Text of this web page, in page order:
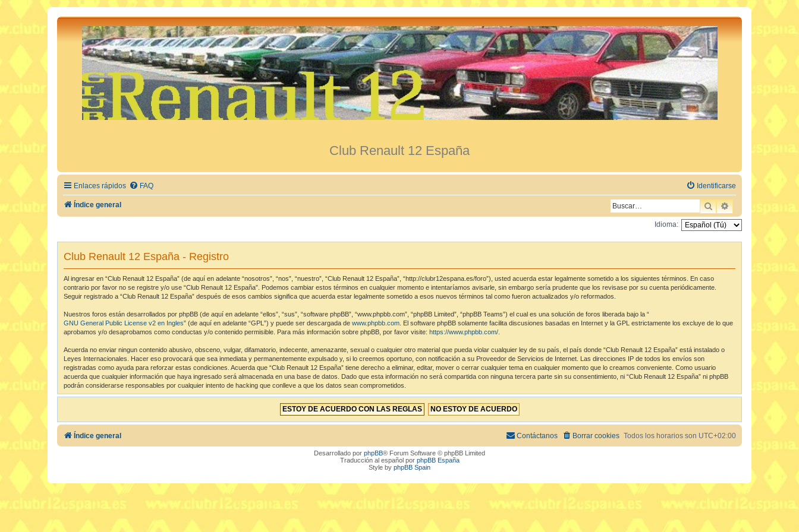
Club Renault 12 España
Enlaces rápidos FAQ Identificarse
Índice general BUSCARBÚSQUEDA
Idioma:
Club Renault 12 España - Registro
Al ingresar en “Club Renault 12 España” (de aquí en adelante “nosotros”, “nos”, “nuestro”, “Club Renault 12 España”, “http://clubr12espana.es/foro”), usted acuerda estar legalmente sometido a los siguientes términos. En caso
contrario por favor no se registre y/o use “Club Renault 12 España”. Podemos cambiar estos términos en cualquier momento e intentaríamos avisarle, sin embargo sería prudente que los revisase por su cuenta periódicamente.
Seguir registrado a “Club Renault 12 España” después de esos cambios significa que acuerda estar legalmente sometido a esos nuevos términos tal como fueron actualizados y/o reformados.
Nuestros foros están desarrollados por phpBB (de aquí en adelante “ellos”, “sus”, “software phpBB”, “www.phpbb.com”, “phpBB Limited”, “phpBB Teams”) el cual es una solución de foros liberada bajo la “
GNU General Public License v2 en Ingles” (de aquí en adelante “GPL”) y puede ser descargada de www.phpbb.com . El software phpBB solamente facilita discusiones basadas en Internet y la GPL estrictamente los excluye de lo que
aprobamos y/o desaprobamos como conductas y/o contenido permisible. Para más información sobre phpBB, por favor visite: https://www.phpbb.com/
Acuerda no enviar ningun contenido abusivo, obsceno, vulgar, difamatorio, indecente, amenazante, sexual o cualquier otro material que pueda violar cualquier ley de su país, el país donde “Club Renault 12 España” está instalado o
Leyes Internacionales. Hacer eso provocará que sea inmediata y permanentemente expulsado y, si lo creemos oportuno, con notificación a su Proveedor de Servicios de Internet. Las direcciones IP de todos los envíos son
registradas como ayuda para reforzar estas condiciones. Acuerda que “Club Renault 12 España” tiene derecho a eliminar, editar, mover o cerrar cualquier tema en cualquier momento que lo creamos conveniente. Como usuario
acuerda que cualquier información que haya ingresado será almacenada en una base de datos. Dado que esta información no será compartida con ninguna tercera parte sin su consentimiento, ni “Club Renault 12 España” ni phpBB
podrán considerarse responsables por cualquier intento de hacking que conlleve a que los datos sean comprometidos.
Índice general Todos los horarios son UTC+02:00
Borrar cookies
Contáctanos
Desarrollado por phpBB® Forum Software © phpBB Limited
Traducción al español por phpBB España
Style by phpBB Spain